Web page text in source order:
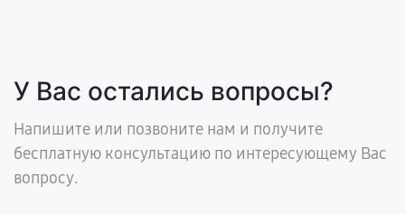
У Вас остались вопросы?
Напишите или позвоните нам и получите
бесплатную консультацию по интересующему Вас
вопросу.